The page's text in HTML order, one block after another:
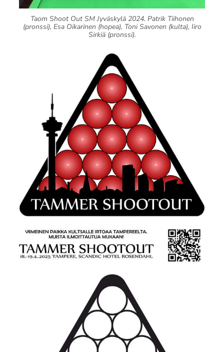
Taom Shoot Out SM Jyväskylä 2024. Patrik Tiihonen
(pronssi), Esa Oikarinen (hopea), Toni Savonen (kulta), Iiro
Sirkiä (pronssi).